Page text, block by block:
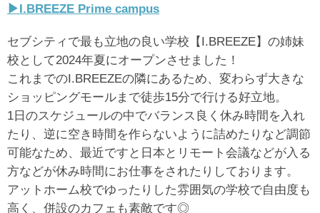
▶︎I.BREEZE Prime campus
セブシティで最も立地の良い学校【I.BREEZE】の姉妹
校として2024年夏にオープンさせました！
これまでのI.BREEZEの隣にあるため、変わらず大きな
ショッピングモールまで徒歩15分で行ける好立地。
1日のスケジュールの中でバランス良く休み時間を入れ
たり、逆に空き時間を作らないように詰めたりなど調節
可能なため、最近ですと日本とリモート会議などが入る
方などが休み時間にお仕事をされたりしております。
アットホーム校でゆったりした雰囲気の学校で自由度も
高く、併設のカフェも素敵です◎